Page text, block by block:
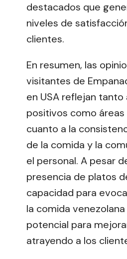
destacados que
niveles de
clientes.
En resumen, las
visitantes de
en USA reflejan
positivos como
cuanto a la
de la comida y la
el personal. A pesar
presencia de platos
capacidad para
la comida
potencial para
atrayendo a los